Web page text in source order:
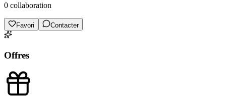
0 collaboration
Favori Contacter
Offres